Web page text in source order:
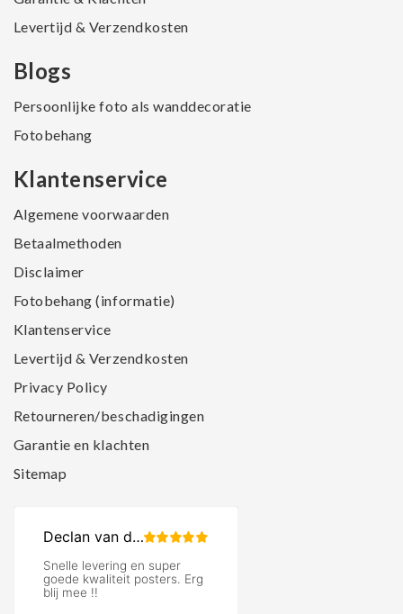
Levertijd & Verzendkosten
Blogs
Persoonlijke foto als wanddecoratie
Fotobehang
Klantenservice
Algemene voorwaarden
Betaalmethoden
Disclaimer
Fotobehang (informatie)
Klantenservice
Levertijd & Verzendkosten
Privacy Policy
Retourneren/beschadigingen
Garantie en klachten
Sitemap